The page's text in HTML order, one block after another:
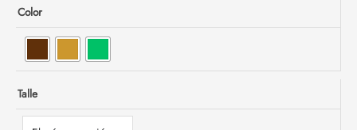
Color
Talle